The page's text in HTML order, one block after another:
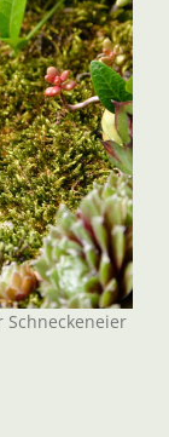
Schneckeneier